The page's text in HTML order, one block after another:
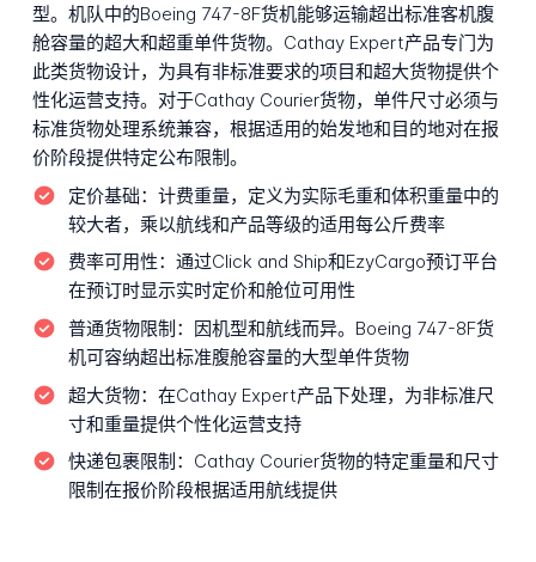
型。机队中的Boeing 747-8F货机能够运输超出标准客机腹
舱容量的超大和超重单件货物。Cathay Expert产品专门为
此类货物设计，为具有非标准要求的项目和超大货物提供个
性化运营支持。对于Cathay Courier货物，单件尺寸必须与
标准货物处理系统兼容，根据适用的始发地和目的地对在报
价阶段提供特定公布限制。
定价基础： 计费重量，定义为实际毛重和体积重量中的
较大者，乘以航线和产品等级的适用每公斤费率
费率可用性： 通过Click and Ship和EzyCargo预订平台
在预订时显示实时定价和舱位可用性
普通货物限制： 因机型和航线而异。Boeing 747-8F货
机可容纳超出标准腹舱容量的大型单件货物
超大货物： 在Cathay Expert产品下处理，为非标准尺
寸和重量提供个性化运营支持
快递包裹限制： Cathay Courier货物的特定重量和尺寸
限制在报价阶段根据适用航线提供